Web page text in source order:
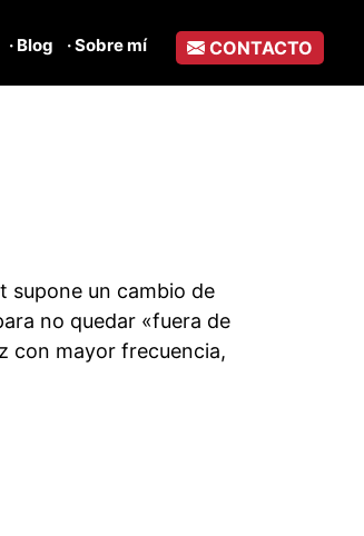
· Blog · Sobre mí CONTACTO
supone un cambio de
no quedar «fuera de
con mayor frecuencia,